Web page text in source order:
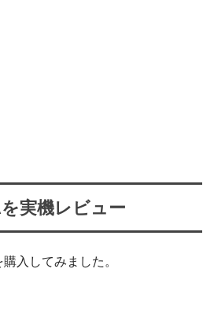
実機レビュー
入してみました。